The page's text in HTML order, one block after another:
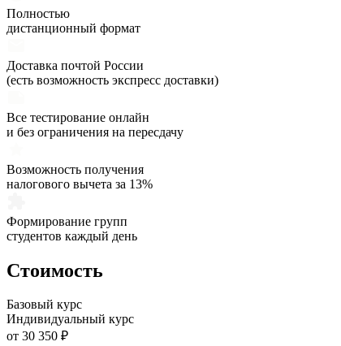
Полностью
дистанционный формат
Доставка почтой России
(есть возможность экспресс доставки)
Все тестирование онлайн
и без ограничения на пересдачу
Возможность получения
налогового вычета за 13%
Формирование групп
студентов каждый день
Стоимость
Базовый курс
Индивидуальный курс
от 30 350 ₽